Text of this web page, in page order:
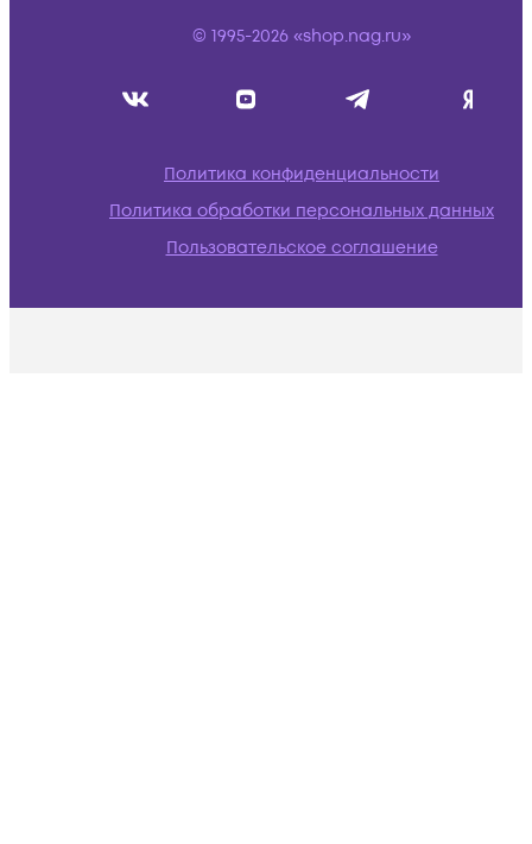
© 1995-2026 «shop.nag.ru»
Политика конфиденциальности
Политика обработки персональных данных
Пользовательское соглашение